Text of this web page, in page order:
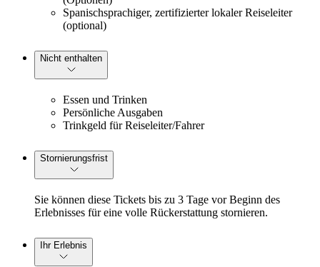
Spanischsprachiger, zertifizierter lokaler Reiseleiter
(optional)
Nicht enthalten
Essen und Trinken
Persönliche Ausgaben
Trinkgeld für Reiseleiter/Fahrer
Stornierungsfrist
Sie können diese Tickets bis zu 3 Tage vor Beginn des
Erlebnisses für eine volle Rückerstattung stornieren.
Ihr Erlebnis